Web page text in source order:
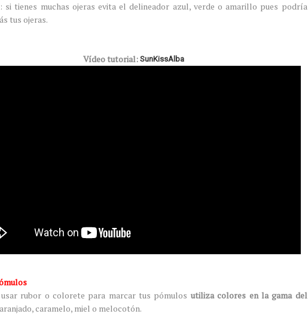
si tienes muchas ojeras evita el delineador azul, verde o amarillo pues podría
tus ojeras.
Vídeo tutorial: SunKissAlba
rubor o colorete para marcar tus pómulos utiliza colores en la gama del
caramelo, miel o melocotón.